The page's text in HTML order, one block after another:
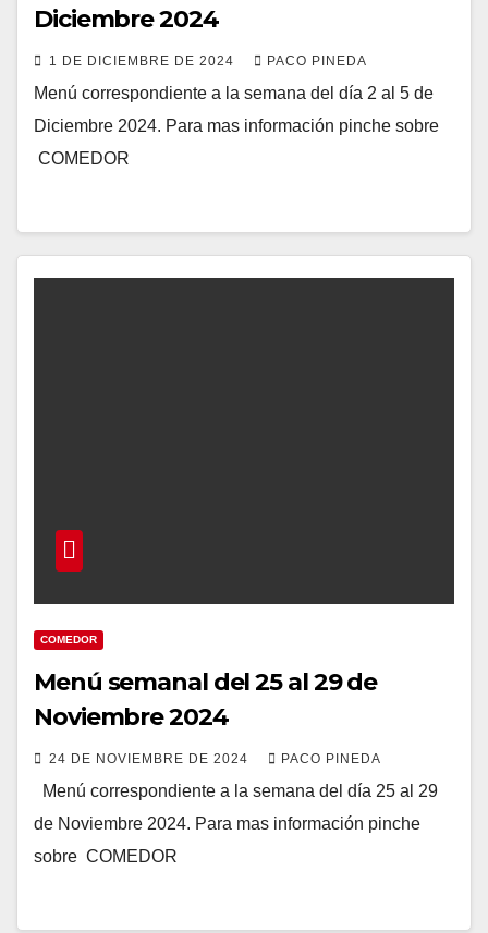
Diciembre 2024
1 DE DICIEMBRE DE 2024 PACO PINEDA
Menú correspondiente a la semana del día 2 al 5 de
Diciembre 2024. Para mas información pinche sobre
COMEDOR
COMEDOR
Menú semanal del 25 al 29 de
Noviembre 2024
24 DE NOVIEMBRE DE 2024 PACO PINEDA
Menú correspondiente a la semana del día 25 al 29
de Noviembre 2024. Para mas información pinche
sobre COMEDOR